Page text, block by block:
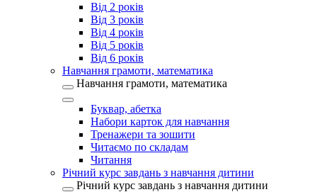
Від 2 років
Від 3 років
Від 4 років
Від 5 років
Від 6 років
Навчання грамоти, математика
Навчання грамоти, математика
Буквар, абетка
Набори карток для навчання
Тренажери та зошити
Читаємо по складам
Читання
Річний курс завдань з навчання дитини
Річний курс завдань з навчання дитини